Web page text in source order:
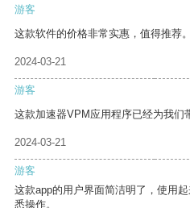
游客
这款软件的价格非常实惠，值得推荐。
2024-03-21
游客
这款加速器VPM应用程序已经为我们
2024-03-21
游客
这款app的用户界面简洁明了，使用
悉操作。